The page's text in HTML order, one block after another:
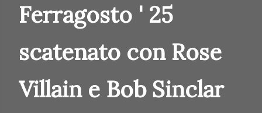
Ferragosto ' 25
scatenato con Rose
Villain e Bob Sinclar